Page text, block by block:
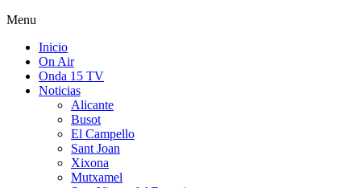
Menu
Inicio
On Air
Onda 15 TV
Noticias
Alicante
Busot
El Campello
Sant Joan
Xixona
Mutxamel